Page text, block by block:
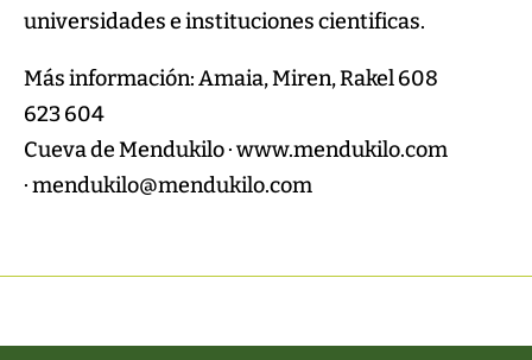
universidades e instituciones cientificas.
Más información: Amaia, Miren, Rakel 608
623 604
Cueva de Mendukilo · www.mendukilo.com
· mendukilo@mendukilo.com